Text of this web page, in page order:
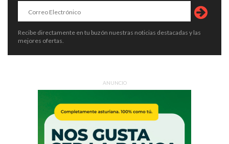
Recibe directamente en tu buzón nuestras noticias destacadas y las
mejores ofertas.
ANUNCIO